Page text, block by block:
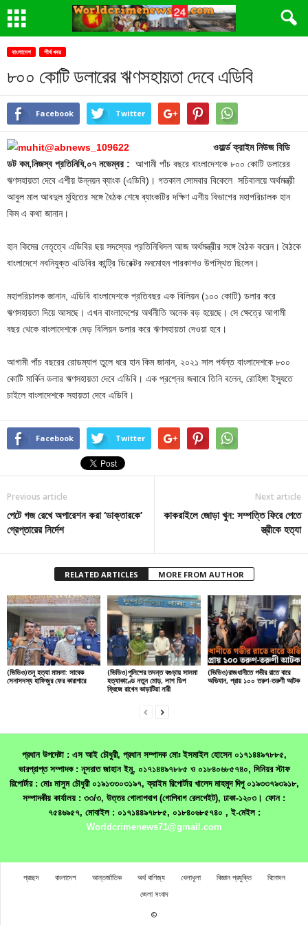
বাংলাদেশ শীর্ষ খবর
৮০০ কোটি ডলারের ঋণসহায়তা দেবে এডিবি
Facebook Twitter
ওয়ার্ল্ড ক্রাইম নিউজ বিডি
ডট কম,নিজস্ব প্রতিনিধি,০৭ নভেম্বর : আগামী পাঁচ বছরে বাংলাদেশকে ৮০০ কোটি ডলারের
ঋণসহায়তা দেবে এশীয় উন্নয়ন ব্যাংক (এডিবি)। গতকাল সোমবার বিকেলে সচিবালয়ে অর্থমন্ত্রী
আবুল মাল আবদুল মুহিতের সঙ্গে বৈঠক শেষে ব্যাংকটির দক্ষিণ এশীয় বিভাগের মহাপরিচালক হান
কিম এ কথা জানান।
হান কিমের নেতৃত্বে এডিবির ছয় সদস্যের প্রতিনিধিদল আজ অর্থমন্ত্রীর সঙ্গে বৈঠক করেন। বৈঠকে
বাংলাদেশে নবনিযুক্ত এডিবির কান্ট্রি ডিরেক্টর মনমোহন পারকাশও উপস্থিত ছিলেন।
মহাপরিচালক জানান, এডিবি বাংলাদেশকে প্রতিবছর এক বিলিয়ন (১০০ কোটি) ডলার করে
ঋণসহায়তা দিয়ে আসছে। এখন বাংলাদেশের অর্থনীতি অনেক বড় হয়েছে। সে ক্ষেত্রে আগামী
বছর থেকে বাংলাদেশকে দেড় বিলিয়ন ডলার করে ঋণসহায়তা দেওয়া হবে।
আগামী পাঁচ বছরের রোডম্যাপ তুলে ধরে হান কিম জানান, ২০২১ সাল পর্যন্ত বাংলাদেশকে ৮০০
কোটি মার্কিন ডলার ঋণসহায়তা দেবে এডিবি। এক প্রশ্নের জবাবে তিনি বলেন, রোহিঙ্গা ইস্যুতে
চাইলে বাংলাদেশকে সহায়তা দেবে এডিবি।
Facebook Twitter
Previous article
পেটে গজ রেখে অপারেশন করা ‘ডাক্তারকে’
গ্রেপ্তারের নির্দেশ
Next article
কাকরাইলে জোড়া খুন: সম্পত্তি ফিরে পেতে
স্ত্রীকে হত্যা
RELATED ARTICLES MORE FROM AUTHOR
(ভিডিও)তনু হত্যা মামলা: সাবেক
সেনাসদস্য হাফিজুর ফের কারাগারে
(ভিডিও)পুলিশের তদন্ত বগুড়ায় সালমা
হত্যাকাণ্ডে নতুন মোড়, লাশ ডিপ
ফ্রিজে রাখেন ভাড়াটিয়া নারী
(ভিডিও)রাজধানীতে গভীর রাতে বারে
অভিযান, প্রায় ১০০ তরুণ-তরুণী আটক
প্রধান উপদেষ্টা : এস আই চৌধুরী, প্রধান সম্পাদক মোঃ ইসমাইল হোসেন ০১৭১৪৪৯৭৮৮৫,
ভারপ্রাপ্ত সম্পাদক : নূসরাত জাহান ইমু, ০১৭১৪৪৯৭৮৮৫ ও ০১৮৪০৬৮৫৭৪০, সিনিয়র স্টাফ
রিপোর্টার : মোঃ মাসুম চৌধুরী ০১৯১৩৩০৩১৯৭, ক্রাইম রিপোর্টার খালেদ মাহমুদ দিপু ০১৯৩৩৭৯৩৯১৮,
সম্পাদকীয় কার্যালয় : ৩৩/৩, উত্তর গোলাপবাগ (গোপিবাগ রেলগেইট), ঢাকা-১২০৩। ফোন :
৭৫৪৬৯৫৭, মোবাইল : ০১৭১৪৪৯৭৮৮৫, ০১৮৪০৬৮৫৭৪০ , ই-মেইল :
Worldcrimenews71@gmail.com
প্রচ্ছদ বাংলাদেশ আন্তর্জাতিক অর্থ বাণিজ্য খেলাধূলা বিজ্ঞান প্রযুক্তি
বিনোদন
জেলা সংবাদ
©